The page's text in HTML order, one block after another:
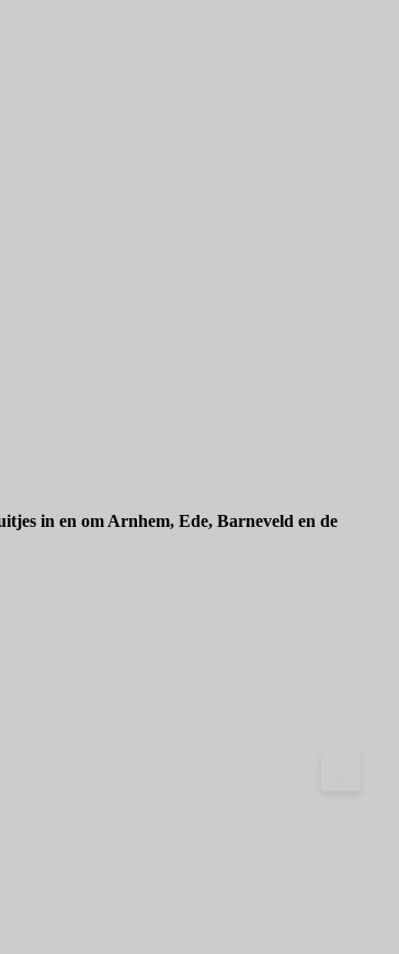
in en om Arnhem, Ede, Barneveld en de